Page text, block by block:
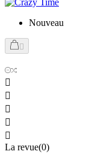
Nouveau






La revue(0)